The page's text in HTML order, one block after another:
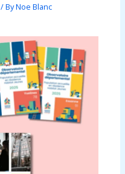
/ ByNoe Blanc